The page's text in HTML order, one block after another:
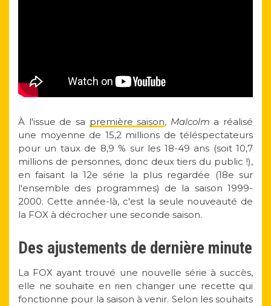
À l'issue de sa première saison, Malcolm a réalisé
une moyenne de 15,2 millions de téléspectateurs
pour un taux de 8,9 % sur les 18-49 ans (soit 10,7
millions de personnes, donc deux tiers du public !),
en faisant la 12e série la plus regardée (18e sur
l'ensemble des programmes) de la saison 1999-
2000. Cette année-là, c'est la seule nouveauté de
la FOX à décrocher une seconde saison.
Des ajustements de dernière minute
La FOX ayant trouvé une nouvelle série à succès,
elle ne souhaite en rien changer une recette qui
fonctionne pour la saison à venir. Selon les souhaits